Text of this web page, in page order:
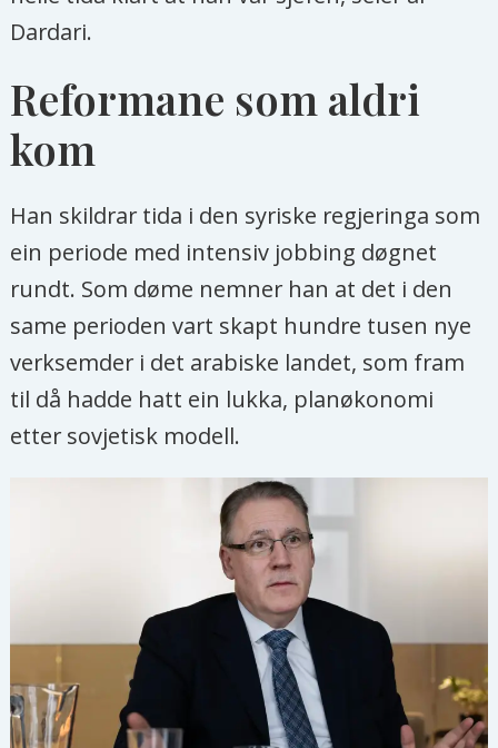
Dardari.
Reformane som aldri
kom
Han skildrar tida i den syriske regjeringa som
ein periode med intensiv jobbing døgnet
rundt. Som døme nemner han at det i den
same perioden vart skapt hundre tusen nye
verksemder i det arabiske landet, som fram
til då hadde hatt ein lukka, planøkonomi
etter sovjetisk modell.